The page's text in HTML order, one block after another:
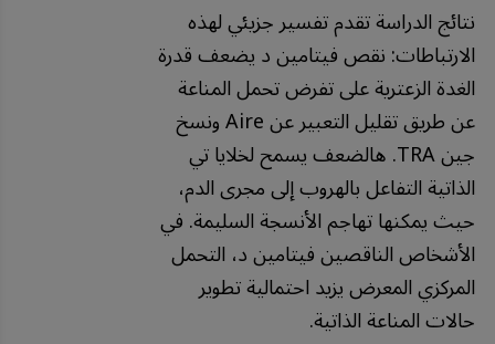
نتائج الدراسة تقدم تفسير جزيئي لهذه
الارتباطات: نقص فيتامين د يضعف قدرة
الغدة الزعترية على تفرض تحمل المناعة
عن طريق تقليل التعبير عن Aire ونسخ
جين TRA. هالضعف يسمح لخلايا تي
الذاتية التفاعل بالهروب إلى مجرى الدم،
حيث يمكنها تهاجم الأنسجة السليمة. في
الأشخاص الناقصين فيتامين د، التحمل
المركزي المعرض يزيد احتمالية تطوير
حالات المناعة الذاتية.